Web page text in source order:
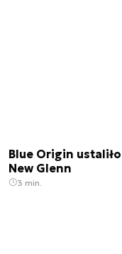
Blue Origin
New Glenn
3 min.